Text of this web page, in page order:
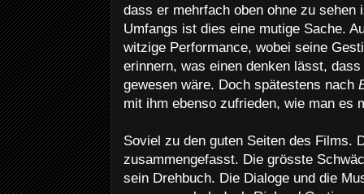
dass er mehrfach oben ohne zu sehen
Umfangs ist dies eine mutige Sache.
witzige Performance, wobei seine
erinnern, was einen denken lässt,
gewesen wäre. Doch spätestens nach
mit ihm ebenso zufrieden, wie man es
Soviel zu den guten Seiten des Films.
zusammengefasst. Die grösste
sein Drehbuch. Die Dialoge und die